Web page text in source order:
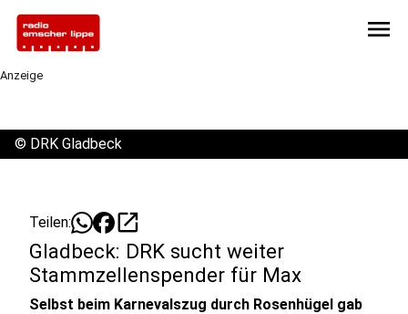
menu
Anzeige
© DRK Gladbeck
Teilen: open_in_new
Gladbeck: DRK sucht weiter
Stammzellenspender für Max
Selbst beim Karnevalszug durch Rosenhügel gab